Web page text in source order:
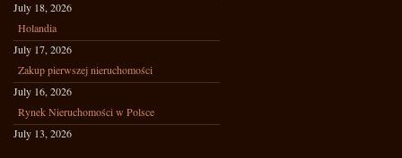
July 18, 2026
Holandia
July 17, 2026
Zakup pierwszej nieruchomości
July 16, 2026
Rynek Nieruchomości w Polsce
July 13, 2026